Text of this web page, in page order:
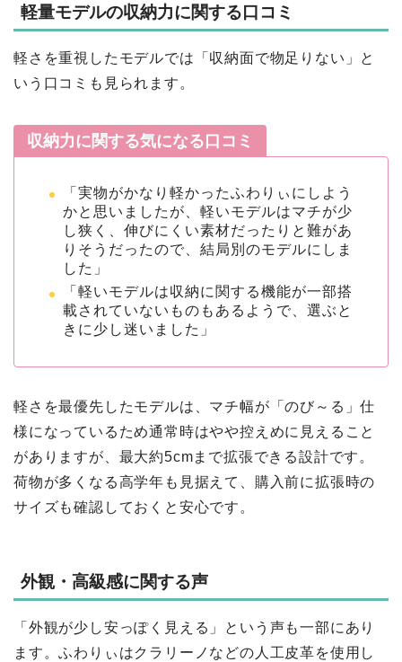
軽量モデルの収納力に関する口コミ
軽さを重視したモデルでは「収納面で物足りない」と
いう口コミも見られます。
収納力に関する気になる口コミ
「実物がかなり軽かったふわりぃにしよう
かと思いましたが、軽いモデルはマチが少
し狭く、伸びにくい素材だったりと難があ
りそうだったので、結局別のモデルにしま
した」
「軽いモデルは収納に関する機能が一部搭
載されていないものもあるようで、選ぶと
きに少し迷いました」
軽さを最優先したモデルは、マチ幅が「のび～る」仕
様になっているため通常時はやや控えめに見えること
がありますが、最大約5cmまで拡張できる設計です。
荷物が多くなる高学年も見据えて、購入前に拡張時の
サイズも確認しておくと安心です。
外観・高級感に関する声
「外観が少し安っぽく見える」という声も一部にあり
ます。ふわりぃはクラリーノなどの人工皮革を使用し